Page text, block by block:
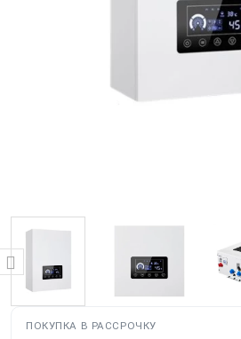
ПОКУПКА В РАССРОЧКУ